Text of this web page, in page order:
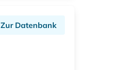
Zur Datenbank